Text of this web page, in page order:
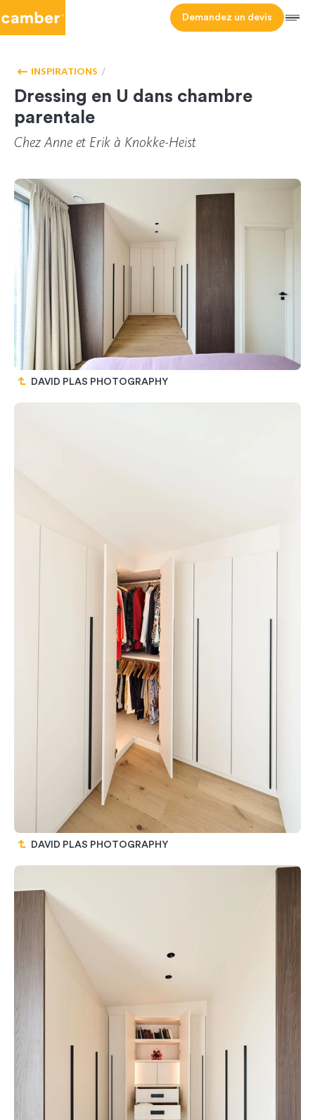
Demandez un devis Menu
HOMEPAGE
INSPIRATIONS
Dressing en U dans chambre
parentale
Chez Anne et Erik à Knokke-Heist
DAVID PLAS PHOTOGRAPHY
DAVID PLAS PHOTOGRAPHY